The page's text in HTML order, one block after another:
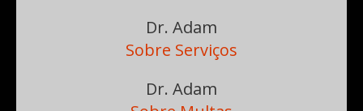
Dr. Adam
Sobre Serviços
Dr. Adam